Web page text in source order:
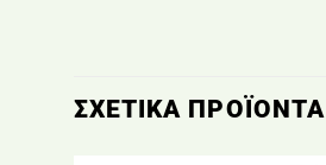
ΣΧΕΤΙΚΆ ΠΡΟΪΌΝΤΑ